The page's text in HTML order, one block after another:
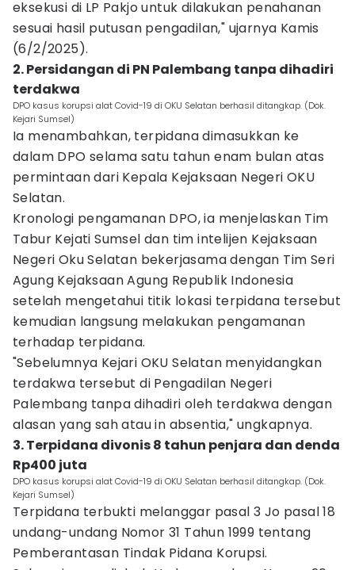
eksekusi di LP Pakjo untuk dilakukan penahanan
sesuai hasil putusan pengadilan," ujarnya Kamis
(6/2/2025).
2. Persidangan di PN Palembang tanpa dihadiri
terdakwa
DPO kasus korupsi alat Covid-19 di OKU Selatan berhasil ditangkap. (Dok.
Kejari Sumsel)
Ia menambahkan, terpidana dimasukkan ke
dalam DPO selama satu tahun enam bulan atas
permintaan dari Kepala Kejaksaan Negeri OKU
Selatan.
Kronologi pengamanan DPO, ia menjelaskan Tim
Tabur Kejati Sumsel dan tim intelijen Kejaksaan
Negeri Oku Selatan bekerjasama dengan Tim Seri
Agung Kejaksaan Agung Republik Indonesia
setelah mengetahui titik lokasi terpidana tersebut
kemudian langsung melakukan pengamanan
terhadap terpidana.
"Sebelumnya Kejari OKU Selatan menyidangkan
terdakwa tersebut di Pengadilan Negeri
Palembang tanpa dihadiri oleh terdakwa dengan
alasan yang sah atau in absentia," ungkapnya.
3. Terpidana divonis 8 tahun penjara dan denda
Rp400 juta
DPO kasus korupsi alat Covid-19 di OKU Selatan berhasil ditangkap. (Dok.
Kejari Sumsel)
Terpidana terbukti melanggar pasal 3 Jo pasal 18
undang-undang Nomor 31 Tahun 1999 tentang
Pemberantasan Tindak Pidana Korupsi.